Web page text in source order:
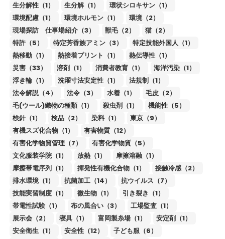
生分解性（1）
生分解（1）
環状シロキサン（1）
環境配慮（1）
環境ホルモン（1）
環境（2）
現場探訪 仕事場紹介（3）
獣毛（2）
猫（2）
特許（5）
特定芳香族アミン（3）
特定技能外国人（1）
熱移動（1）
熱接着プリント（1）
熱伝導性（1）
災害（33）
溶剤（1） 消費者教育（1）
海洋汚染（1）
浮き輪（1）
洗濯寸法安定性（1）
法規制（1）
法令解説（4）
法令（3） 水着（1）
毛皮（2）
毛(ウール)織物の種類（1）
殺虫剤（1）
機能性（5）
検針（1）
検品（2） 染料（1）
東京（9）
有機スズ化合物（1）
有害物質（12）
有害化学物質管理（7）
有害化学物質（5）
文化服装学院（1）
放熱（1）
摩擦溶融（1）
摩擦帯電序列（1）
揮発性有機化合物（1）
接触冷感（2）
排水環境（1）
抗菌加工（14）
抗ウイルス（7）
技能実習制度（1）
微生物（1）
引き裂き（1）
帯電性試験（1）
布の風合い（3）
工場監査（1）
展示会（2）
寝具（1） 富岡製糸場（1）
安定剤（1）
安全衛生（1）
安全性（12）
子ども服（6）